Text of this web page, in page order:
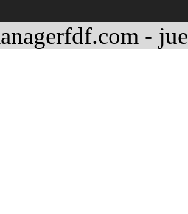
-